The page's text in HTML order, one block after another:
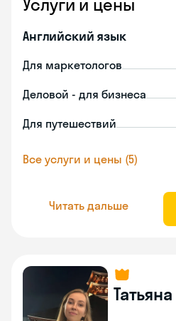
Услуги и цены
Английский язык
Для маркетологов
Деловой - для бизнеса
Для путешествий
Все услуги и цены (5)
Читать дальше
Татьяна